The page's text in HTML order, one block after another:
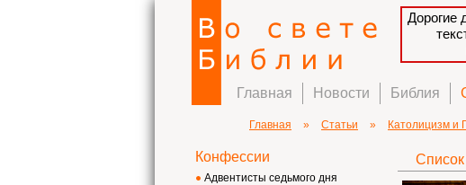
Дорогие
Главная Новости Библия
Главная » Статьи » Католицизм и
Список
Конфессии
Адвентисты седьмого дня